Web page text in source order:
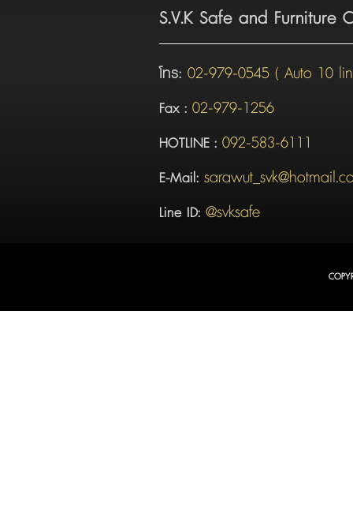
S.V.K Safe and Furniture
โทร: 02-979-0545 ( Auto 10
Fax : 02-979-1256
HOTLINE : 092-583-6111
E-Mail:
Line ID: @svksafe